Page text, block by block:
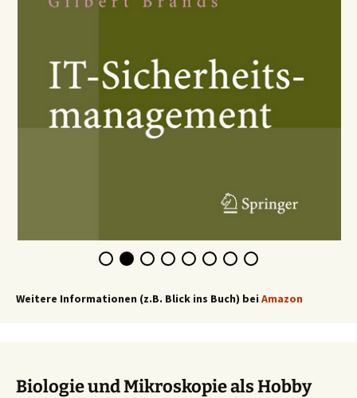
Weitere Informationen (z.B. Blick ins Buch) bei Amazon
Biologie und Mikroskopie als Hobby